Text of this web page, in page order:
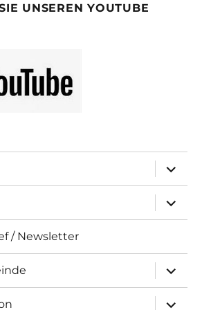
UNSEREN YOUTUBE
öffnen
öffnen
/ Newsletter
öffnen